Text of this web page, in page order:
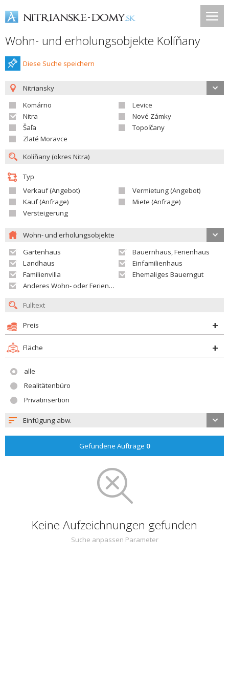
Wohn- und erholungsobjekte Kolíňany
Diese Suche speichern
Nitriansky
Komárno
Levice
Nitra
Nové Zámky
Šaľa
Topoľčany
Zlaté Moravce
Typ
Verkauf (Angebot)
Vermietung (Angebot)
Kauf (Anfrage)
Miete (Anfrage)
Versteigerung
Wohn- und erholungsobjekte
Gartenhaus
Bauernhaus, Ferienhaus
Landhaus
Einfamilienhaus
Familienvilla
Ehemaliges Bauerngut
Anderes Wohn- oder Ferienobjekt
Preis
Fläche
alle
Realitätenbüro
Privatinsertion
Einfügung abw.
Gefundene Aufträge 0
Keine Aufzeichnungen gefunden
Suche anpassen Parameter